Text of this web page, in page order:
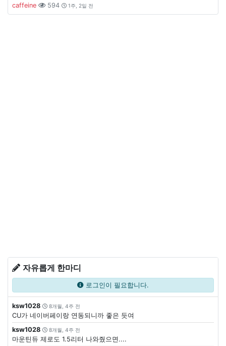
caffeine
594 1주, 2일 전
자유롭게 한마디
로그인이 필요합니다.
ksw1028 8개월, 4주 전
CU가 네이버페이랑 연동되니까 좋은 듯여
ksw1028
8개월, 4주 전
마운틴듀 제로도 1.5리터 나와줬으면....